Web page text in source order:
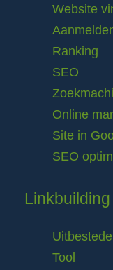
Website
Ranking
SEO
Online
Site in
SEO
Linkbuilding
Tool